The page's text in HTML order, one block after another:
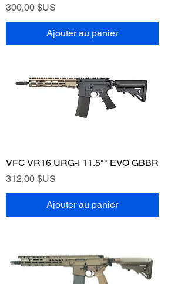
Prix
300,00 $US
Ajouter au panier
VFC VR16 URG-I 11.5"" EVO GBBR
Prix
312,00 $US
Ajouter au panier